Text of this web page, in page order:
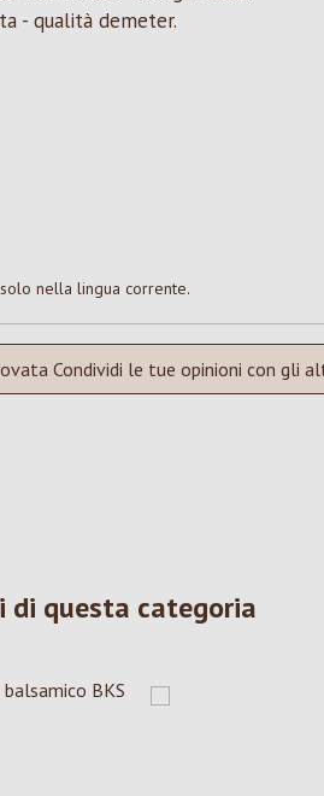
- qualità demeter.
nella lingua corrente.
Condividi le tue opinioni con gli
questa categoria